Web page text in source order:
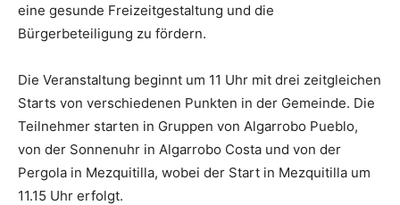
eine gesunde Freizeitgestaltung und die
Bürgerbeteiligung zu fördern.
Die Veranstaltung beginnt um 11 Uhr mit drei zeitgleichen
Starts von verschiedenen Punkten in der Gemeinde. Die
Teilnehmer starten in Gruppen von Algarrobo Pueblo,
von der Sonnenuhr in Algarrobo Costa und von der
Pergola in Mezquitilla, wobei der Start in Mezquitilla um
11.15 Uhr erfolgt.